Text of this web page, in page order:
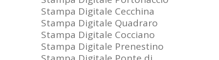
Stampa Digitale Cecchina
Stampa Digitale Quadraro
Stampa Digitale Cocciano
Stampa Digitale Prenestino